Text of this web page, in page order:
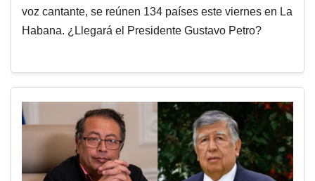
voz cantante, se reúnen 134 países este viernes en La
Habana. ¿Llegará el Presidente Gustavo Petro?